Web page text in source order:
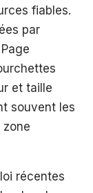
fiables.
par
et taille
souvent les
zone
récentes